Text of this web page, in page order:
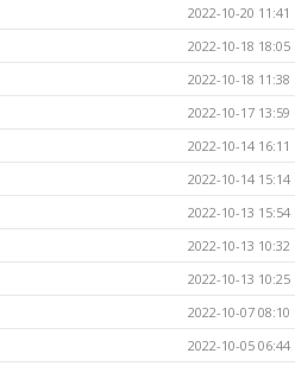
2022-10-20 11:41
2022-10-18 18:05
2022-10-18 11:38
2022-10-17 13:59
2022-10-14 16:11
2022-10-14 15:14
2022-10-13 15:54
2022-10-13 10:32
2022-10-13 10:25
2022-10-07 08:10
2022-10-05 06:44